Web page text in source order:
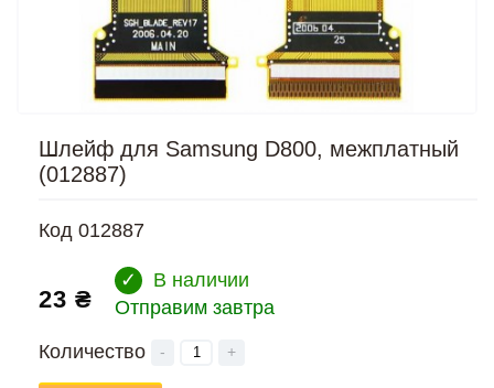
Шлейф для Samsung D800, межплатный
(012887)
Код 012887
23 ₴
✓
В наличии
Отправим завтра
Количество
- +